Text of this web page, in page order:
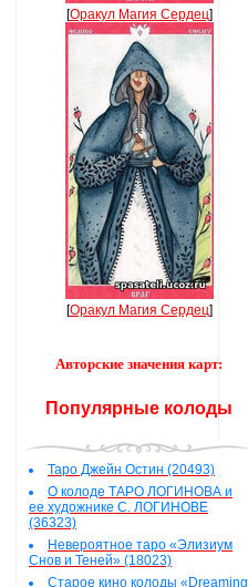
[Оракул Магия Сердец]
[Оракул Магия Сердец]
Авторские значения карт:
Популярные колоды
Таро Джейн Остин (20493)
О колоде ТАРО ЛОГИНОВА и
ее художнике С. ЛОГИНОВЕ
(36323)
Невероятное таро «Элизиум
Снов и Теней» (18023)
Старое кино колоды «Dreaming